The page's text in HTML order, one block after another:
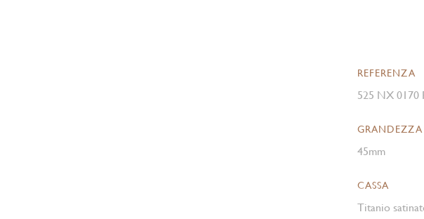
REFERENZA
525 NX 0170
GRANDEZZA
45mm
CASSA
Titanio